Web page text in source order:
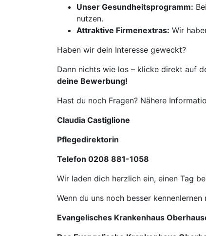
Unser Gesundheitsprogramm:
nutzen.
Attraktive Firmenextras: Wir
Haben wir dein Interesse geweckt?
Dann nichts wie los – klicke direkt auf
deine Bewerbung!
Hast du noch Fragen? Nähere
Claudia Castiglione
Pflegedirektorin
Telefon 0208 881-1058
Wir laden dich herzlich ein, einen Tag
Wenn du uns noch besser
Evangelisches Krankenhaus